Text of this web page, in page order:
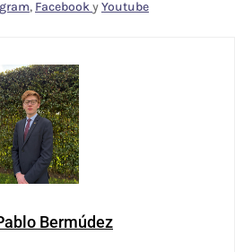
, FacebookyYoutube
Bermúdez